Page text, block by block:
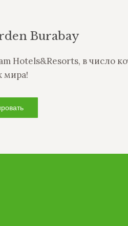
Burabay
в число
мира!